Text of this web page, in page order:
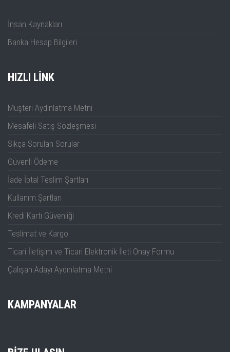
İnsan Kaynakları
Banka Hesap Bilgileri
HIZLI LINK
Müşteri Aydınlatma Metni
Mesafeli Satış Sözleşmesi
Sıkça Sorulan Sorular
Güvenli Ödeme
İade İptal Teslim Şartları
Kullanım Şartları
Kredi Kartı Güvenliği
Teslimat ve Kargo
Ticari İletişim ve Ticari Elektronik İleti Onay Formu
Çalışan Adayı Aydınlatma Metni
KAMPANYALAR